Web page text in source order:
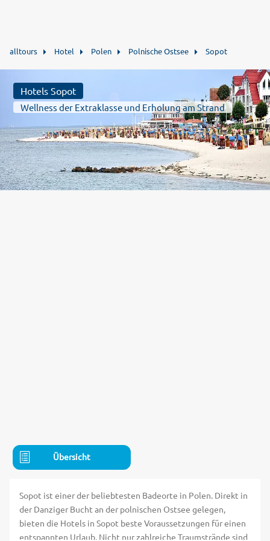
alltours Hotel Polen Polnische Ostsee Sopot
Hotels Sopot
Wellness der Extraklasse und Erholung am Strand
Übersicht
Sopot ist einer der beliebtesten Badeorte in Polen. Direkt in
der Danziger Bucht an der polnischen Ostsee gelegen,
bieten die Hotels in Sopot beste Voraussetzungen für einen
entspannten Urlaub. Nicht nur zahlreiche Traumstrände sind